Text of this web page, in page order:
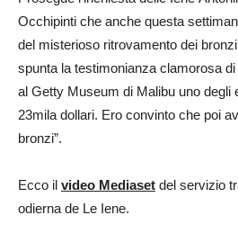
Occhipinti che anche questa
del misterioso ritrovamento dei
spunta la testimonianza clamorosa
al Getty Museum di Malibu uno degli
23mila dollari. Ero convinto che poi
bronzi”.
Ecco il video Mediaset del servizio
odierna de Le Iene.